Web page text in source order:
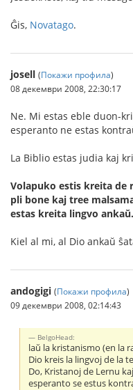
Ĝis, Novatago.
josell (Покажи профила)
08 декември 2008, 22:30:17
Ne. Mi estas eble duon-
esperanto ne estas
La Biblio estas judia kaj
Volapuko estis kreita de
pli bone kaj tree
estas kreita lingvo ankaŭ.
Kiel al mi, al Dio ankaŭ
andogigi (Покажи профила)
09 декември 2008, 02:14:43
BelgoHead:
laŭ la kristanismo (en la
Dio kreis la lingvoj de la
Do, Kristanoj de Lernu
esperanto se estus